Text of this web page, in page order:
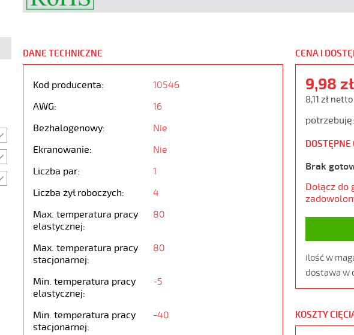
DANE TECHNICZNE
Kod producenta:
10546
AWG:
16
Bezhalogenowy:
Nie
Ekranowanie:
Nie
Liczba par:
1
Liczba żył roboczych:
4
Max. temperatura pracy
elastycznej:
80
Max. temperatura pracy
stacjonarnej:
80
Min. temperatura pracy
elastycznej:
-5
Min. temperatura pracy
stacjonarnej:
-40
CENA I
9,98
8,11 zł netto
potrzebuję:
DOSTĘPNE
Brak
Dołącz do
ilość w
dostawa w
KOSZTY